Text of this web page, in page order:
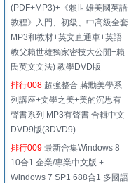
(PDF+MP3)+《賴世雄美國英語
教程》入門、初級、中高級全套
MP3和教材+英文直通車+英語
教父賴世雄獨家密技大公開+賴
氏英文文法) 教學DVD版
排行008 超強整合 蔣勳美學系
列講座+文學之美+美的沉思有
聲書系列 MP3有聲書 合輯中文
DVD9版(3DVD9)
排行009 最新合集Windows 8
10合1 企業/專業中文版 +
Windows 7 SP1 688合1 多國語